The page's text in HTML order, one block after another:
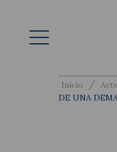
Inicio /
DE UNA